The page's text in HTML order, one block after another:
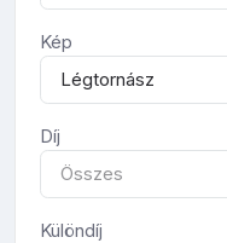
Kép
Légtornász
Díj
Összes
Különdíj